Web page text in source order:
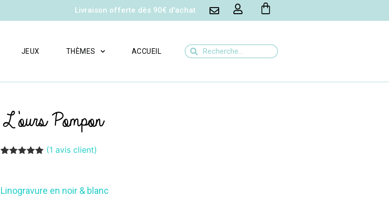
Livraison offerte dès 90€ d'achat
JEUX THÈMES ACCUEIL
L’ours Pompon
notation
client
(1 avis client)
Linogravure en noir & blanc